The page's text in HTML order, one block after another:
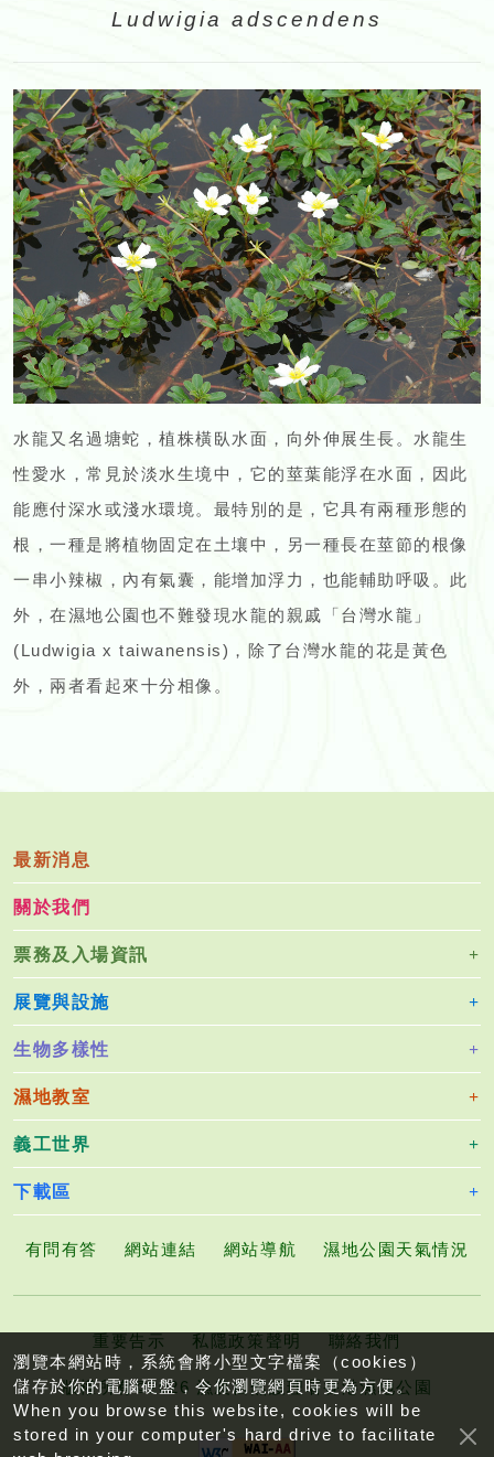
Ludwigia adscendens
水龍又名過塘蛇，植株橫臥水面，向外伸展生長。水龍生
性愛水，常見於淡水生境中，它的莖葉能浮在水面，因此
能應付深水或淺水環境。最特別的是，它具有兩種形態的
根，一種是將植物固定在土壤中，另一種長在莖節的根像
一串小辣椒，內有氣囊，能增加浮力，也能輔助呼吸。此
外，在濕地公園也不難發現水龍的親戚「台灣水龍」
(Ludwigia x taiwanensis)，除了台灣水龍的花是黃色
外，兩者看起來十分相像。
最新消息
關於我們
票務及入場資訊
展覽與設施
生物多樣性
濕地教室
義工世界
下載區
有問有答 網站連結 網站導航 濕地公園天氣情況
重要告示 私隱政策聲明 聯絡我們
版權所有©2026 漁農自然護理署香港濕地公園
瀏覽本網站時，系統會將小型文字檔案（cookies）
儲存於你的電腦硬盤，令你瀏覽網頁時更為方便。
When you browse this website, cookies will be
stored in your computer's hard drive to facilitate